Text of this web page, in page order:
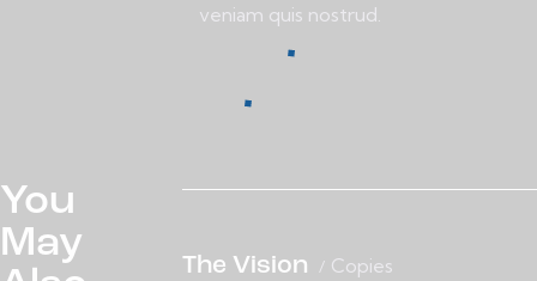
veniam quis nostrud.
You
May
Copies
The Vision